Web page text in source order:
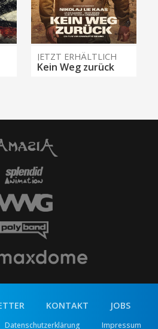
JETZT ERHÄLTLICH
Kein Weg zurück
KONTAKT JOBS
Datenschutzerklärung Impressum